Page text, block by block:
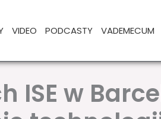
VIDEO PODCASTY VADEMECUM
ISE w